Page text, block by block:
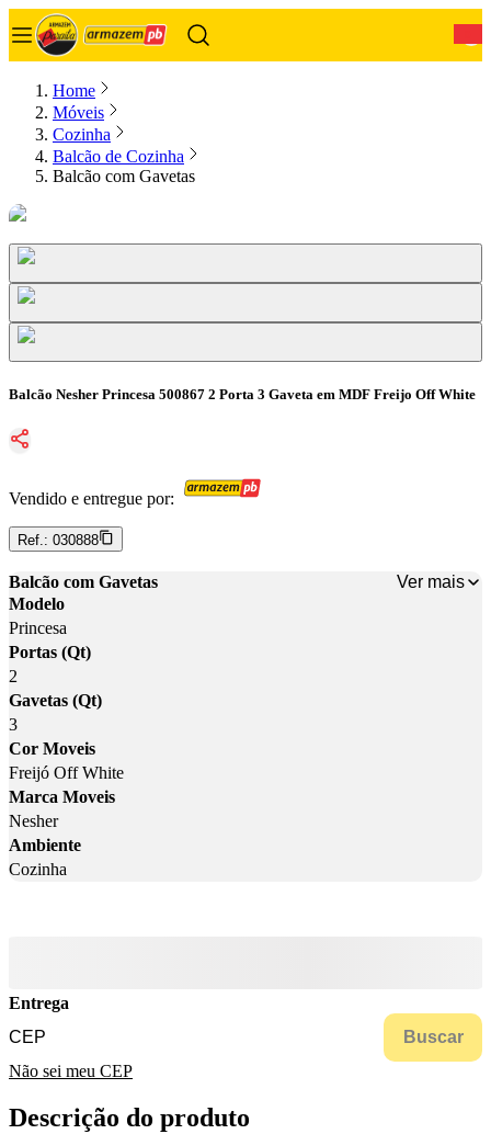
Home
Móveis
Cozinha
Balcão de Cozinha
Balcão com Gavetas
Balcão Nesher Princesa 500867 2 Porta 3 Gaveta em MDF Freijo Off White
Vendido e entregue por:
Ref.: 030888
Balcão com Gavetas
Ver mais
Modelo
Princesa
Portas (Qt)
2
Gavetas (Qt)
3
Cor Moveis
Freijó Off White
Marca Moveis
Nesher
Ambiente
Cozinha
Entrega
Buscar
Não sei meu CEP
Descrição do produto